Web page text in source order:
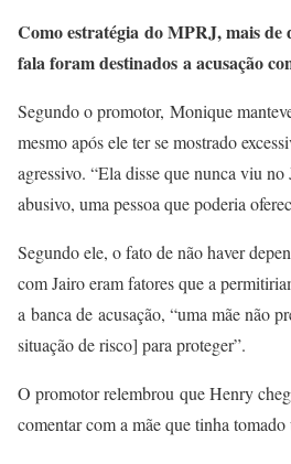
Como estratégia do MPRJ, mais de
fala foram destinados a acusação
Segundo o promotor, Monique
mesmo após ele ter se mostrado
agressivo. “Ela disse que nunca viu no
abusivo, uma pessoa que poderia
Segundo ele, o fato de não haver
com Jairo eram fatores que a
a banca de acusação, “uma mãe não
situação de risco] para proteger”.
O promotor relembrou que Henry
comentar com a mãe que tinha